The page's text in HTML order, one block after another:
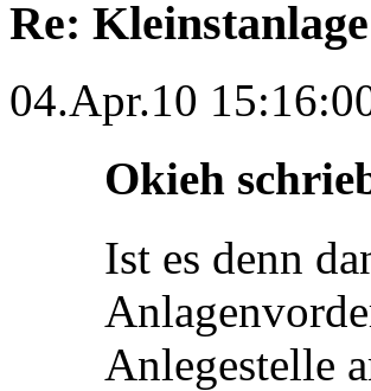
Re:
04.Apr.10
Okieh
Ist es denn
Anlegestelle